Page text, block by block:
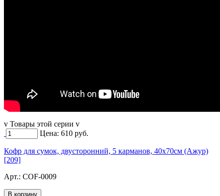
v Товары этой серии v
Цена: 610 руб.
Кофр для сумок, двусторонний, 5 карманов, 40х70см (Ажур)
[209]
Арт.: COF-0009